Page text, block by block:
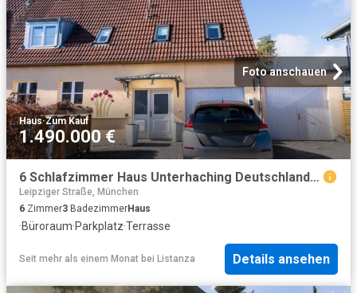
Foto anschauen
Haus·Zum Kauf
1.490.000 €
6 Schlafzimmer Haus Unterhaching Deutschland 99884828
Leipziger Straße, München
6 Zimmer3 BadezimmerHaus
·Büroraum·Parkplatz·Terrasse
Seit mehr als einem Monat bei Listanza Details ansehen